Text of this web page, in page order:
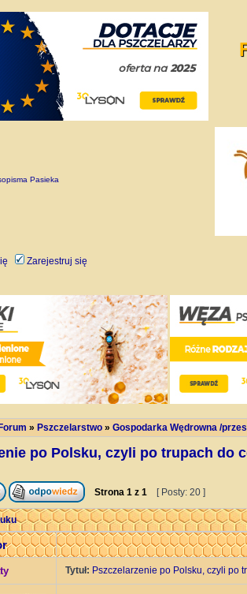
Zarejestruj się
» Pszczelarstwo » Gospodarka Wędrowna /
po Polsku, czyli po trupach do
Strona 1 z 1 [ Posty: 20 ]
Tytuł: Pszczelarzenie po Polsku, czyli po